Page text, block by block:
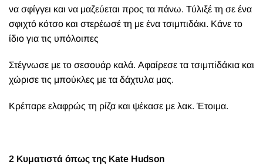
να σφίγγει και να μαζεύεται προς τα πάνω. Τύλιξέ τη σε ένα
σφιχτό κότσο και στερέωσέ τη με ένα τσιμπιδάκι. Κάνε το
ίδιο για τις υπόλοιπες
Στέγνωσε με το σεσουάρ καλά. Αφαίρεσε τα τσιμπiδάκια και
χώρισε τις μπούκλες με τα δάχτυλα μας.
Κρέπαρε ελαφρώς τη ρίζα και ψέκασε με λακ. Έτοιμα.
2 Κυματιστά όπως της Kate Hudson